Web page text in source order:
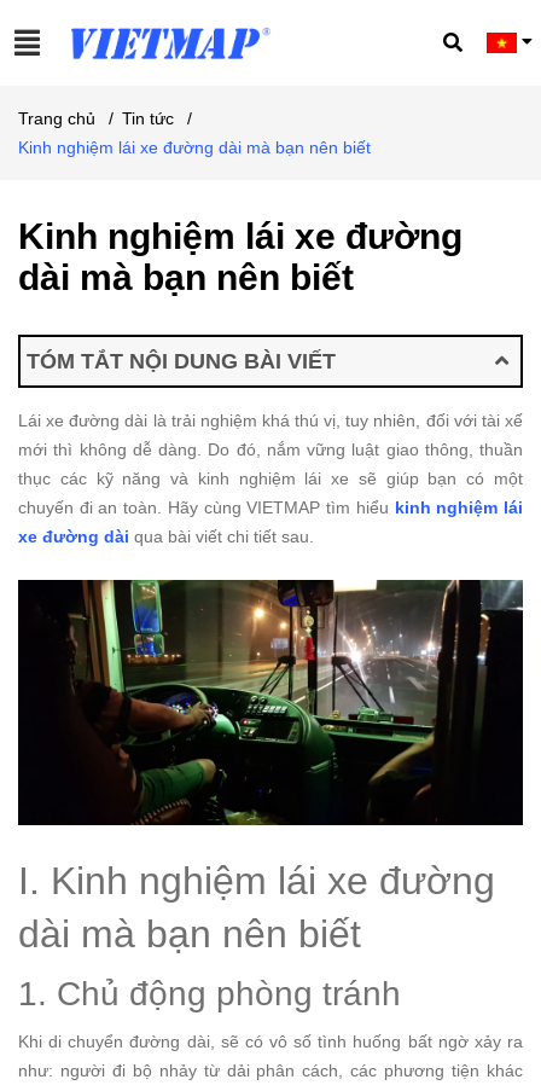
Trang chủ / Tin tức
/
Kinh nghiệm lái xe đường dài mà bạn nên biết
Kinh nghiệm lái xe đường
dài mà bạn nên biết
TÓM TẮT NỘI DUNG BÀI VIẾT
Lái xe đường dài là trải nghiệm khá thú vị, tuy nhiên, đối với tài xế
mới thì không dễ dàng. Do đó, nắm vững luật giao thông, thuần
thục các kỹ năng và kinh nghiệm lái xe sẽ giúp bạn có một
chuyến đi an toàn. Hãy cùng VIETMAP tìm hiểu kinh nghiệm lái
xe đường dài qua bài viết chi tiết sau.
I. Kinh nghiệm lái xe đường
dài mà bạn nên biết
1. Chủ động phòng tránh
Khi di chuyển đường dài, sẽ có vô số tình huống bất ngờ xảy ra
như: người đi bộ nhảy từ dải phân cách, các phương tiện khác